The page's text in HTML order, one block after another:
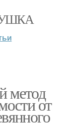
метод
от